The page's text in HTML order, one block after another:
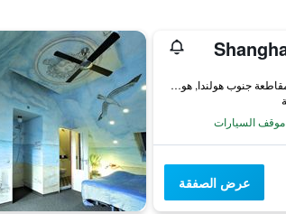
Kleveringweg 11, ديلفت, مقاطعة جنوب هولندا, هولندا
موقف السيارات
عرض الصفقة